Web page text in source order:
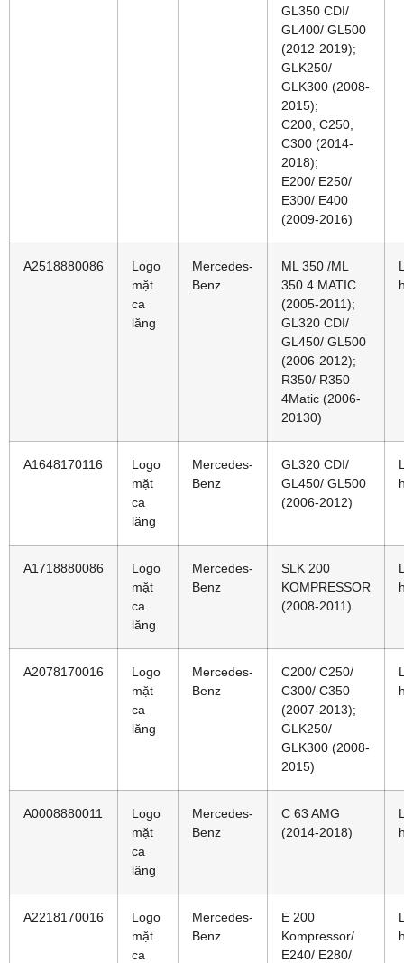
GL350 CDI/
GL400/ GL500
(2012-2019);
GLK250/
GLK300 (2008-
2015);
C200, C250,
C300 (2014-
2018);
E200/ E250/
E300/ E400
(2009-2016)
A2518880086
Logo
mặt
ca
lăng
Mercedes-
Benz
ML 350 /ML
350 4 MATIC
(2005-2011);
GL320 CDI/
GL450/ GL500
(2006-2012);
R350/ R350
4Matic (2006-
20130)
A1648170116
Logo
mặt
ca
lăng
Mercedes-
Benz
GL320 CDI/
GL450/ GL500
(2006-2012)
A1718880086
Logo
mặt
ca
lăng
Mercedes-
Benz
SLK 200
KOMPRESSOR
(2008-2011)
A2078170016
Logo
mặt
ca
lăng
Mercedes-
Benz
C200/ C250/
C300/ C350
(2007-2013);
GLK250/
GLK300 (2008-
2015)
A0008880011
Logo
mặt
ca
lăng
Mercedes-
Benz
C 63 AMG
(2014-2018)
A2218170016
Logo
mặt
ca
Mercedes-
Benz
E 200
Kompressor/
E240/ E280/